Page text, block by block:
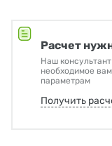
Расчет
Наш
необходимое
параметрам
Получить